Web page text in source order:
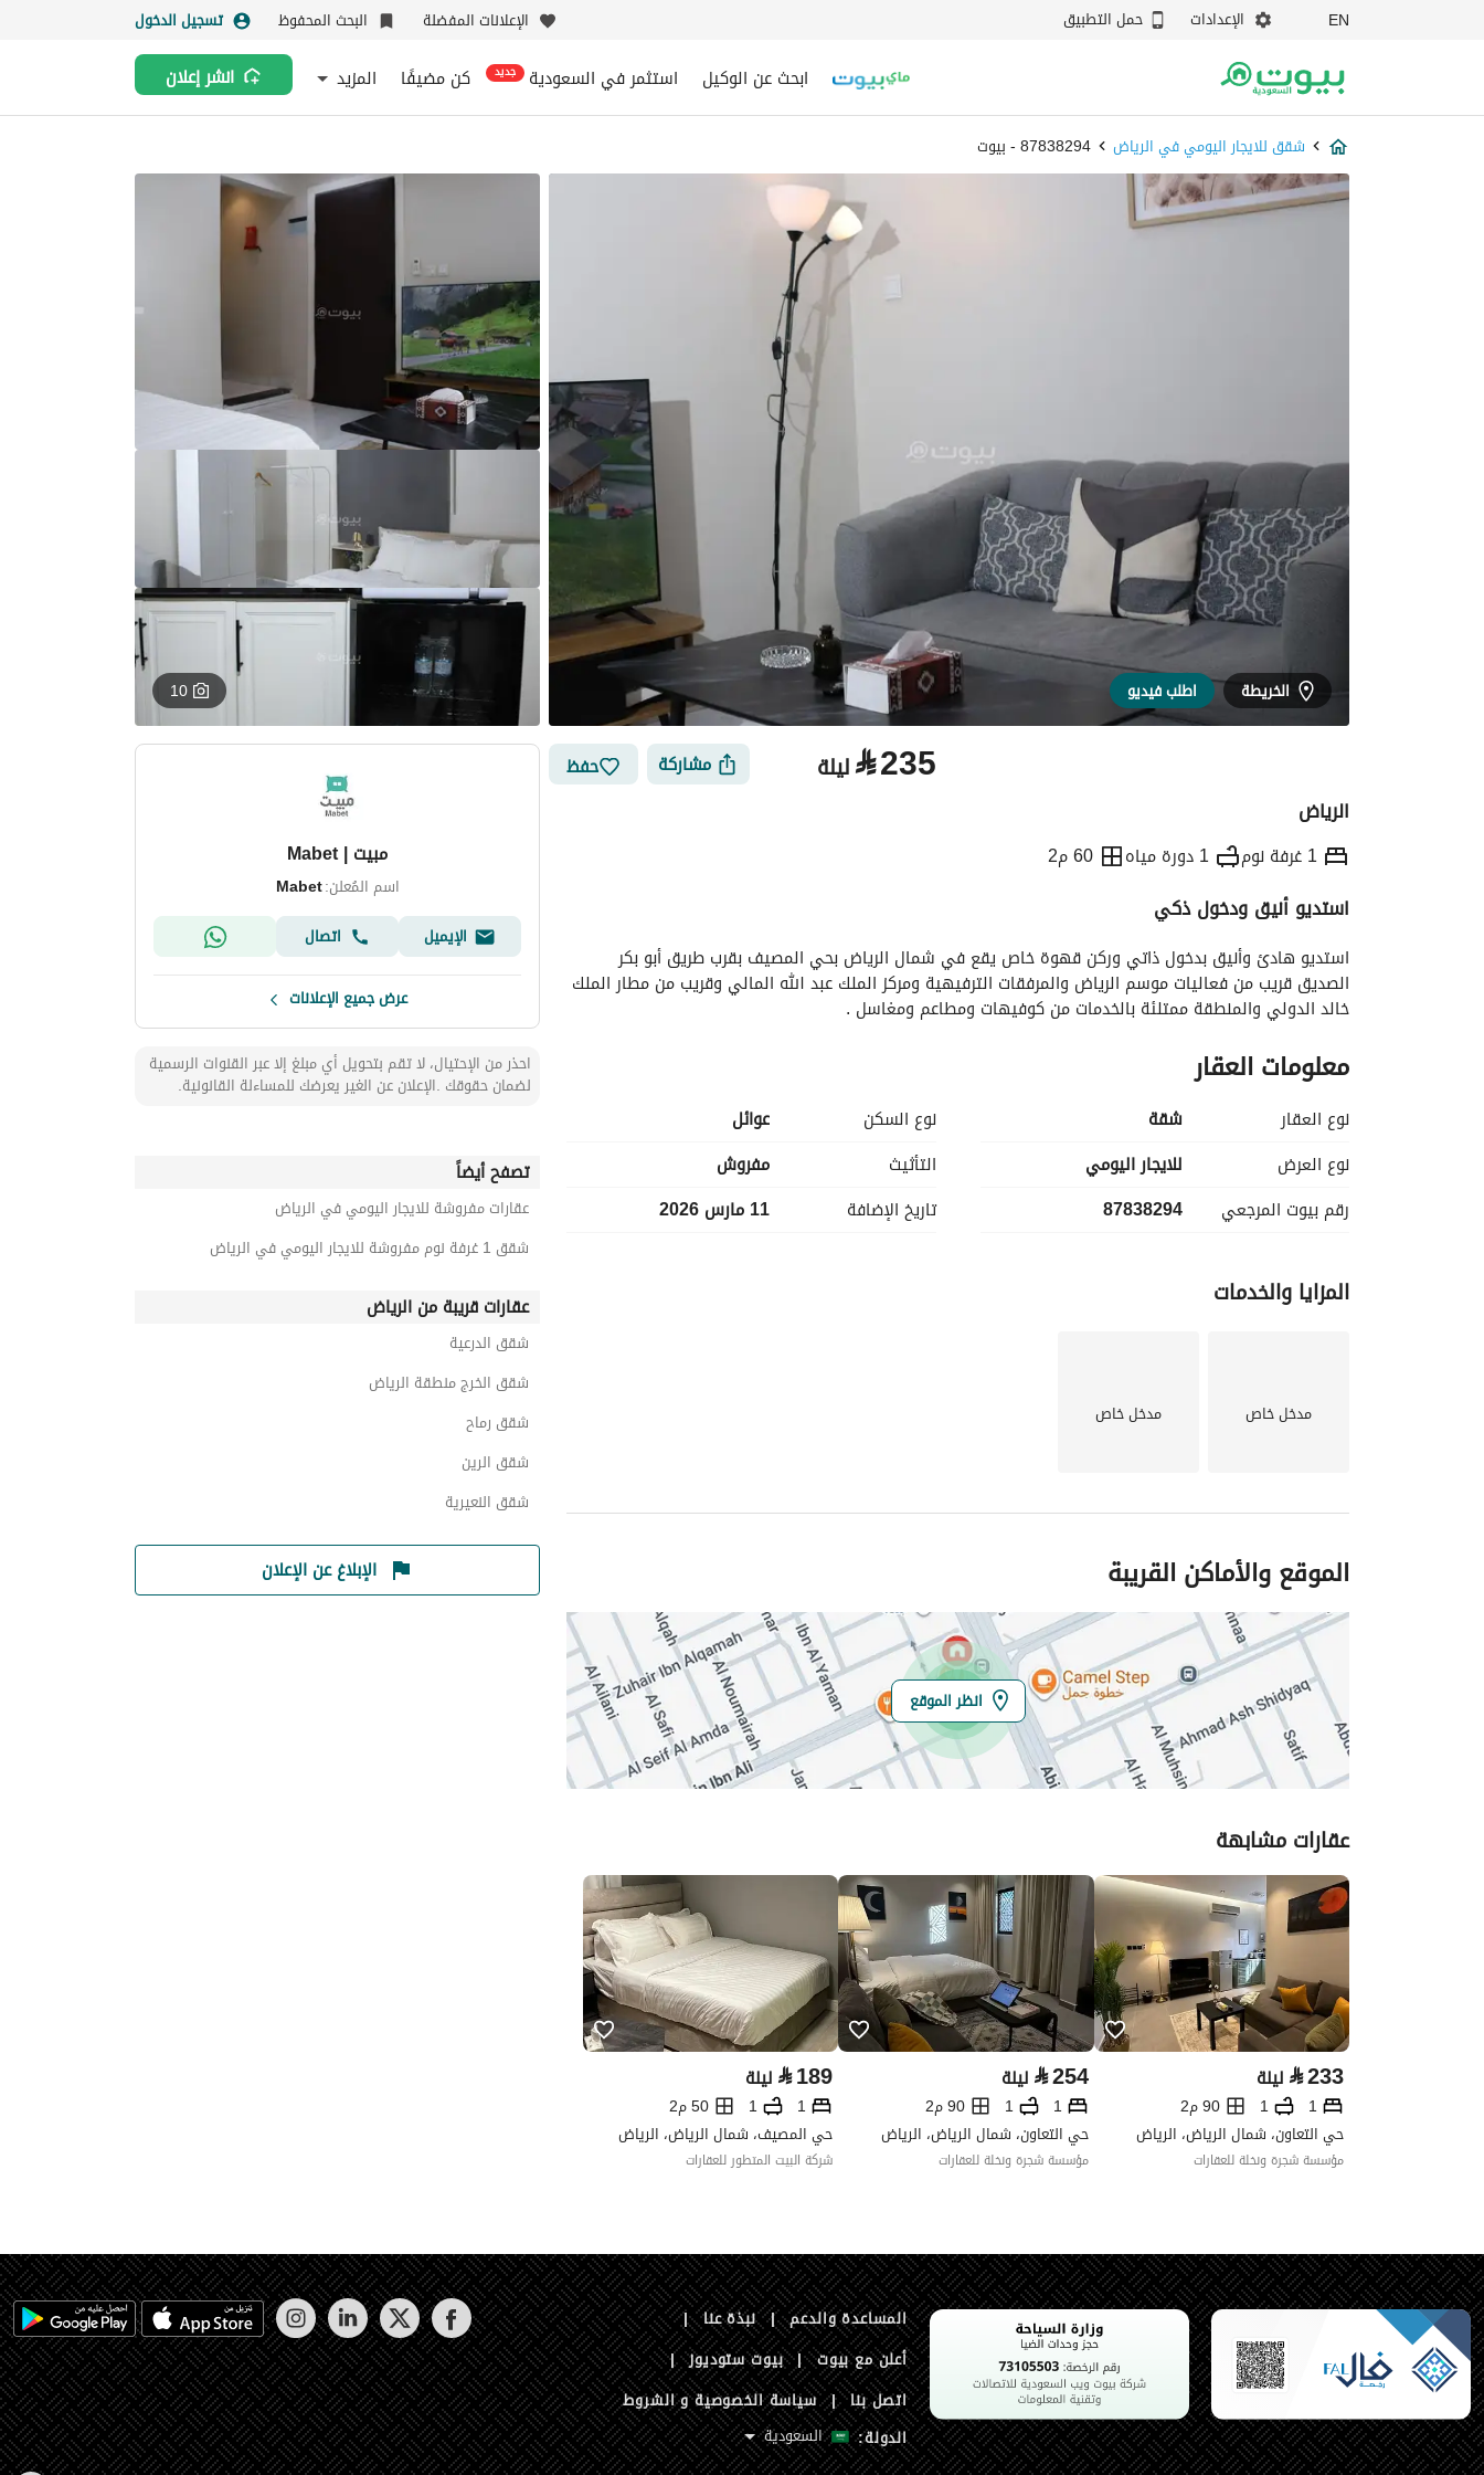
EN الإعدادات حمل التطبيق الإعلانات المفضلة البحث المحفوظ تسجيل الدخول
ابحث عن الوكيل استثمر في السعودية جديد كن مضيفًا المزيد انشر إعلان
شقق للايجار اليومي في الرياض 87838294 - بيوت
الخريطة اطلب فيديو 10
⃁235 ليلة مشاركة حفظ
الرياض
1 غرفة نوم 1 دورة مياه 60 م2
معلومات وزارة السياحة
استديو أنيق ودخول ذكي
استديو هادئ وأنيق بدخول ذاتي وركن قهوة خاص يقع في شمال الرياض بحي المصيف بقرب طريق أبو بكر
خالد الدولي والمنطقة ممتلئة بالخدمات من كوفيهات ومطاعم ومغاسل .
معلومات العقار
نوع العقار
شقة
نوع العرض
للايجار اليومي
رقم بيوت المرجعي
87838294
نوع السكن
عوائل
التأثيث
مفروش
تاريخ الإضافة
11 مارس 2026
المزايا والخدمات
مدخل خاص مدخل خاص
الموقع والأماكن القريبة
انظر الموقع
عقارات مشابهة
⃁233 ليلة
1
1
90 م2
حي التعاون، شمال الرياض، الرياض
مؤسسة شجرة ونخلة للعقارات
⃁254 ليلة
1
1
90 م2
حي التعاون، شمال الرياض، الرياض
مؤسسة شجرة ونخلة للعقارات
⃁189 ليلة
1
1
50 م2
حي المصيف، شمال الرياض، الرياض
شركة البيت المتطور للعقارات
مبيت | Mabet
اسم المُعلن:Mabet
الإيميل
اتصال
عرض جميع الإعلانات
احذر من الإحتيال، لا تقم بتحويل أي مبلغ إلا عبر القنوات الرسمية
لضمان حقوقك .الإعلان عن الغير يعرضك للمساءلة القانونية.
تصفح أيضاً
عقارات مفروشة للايجار اليومي في الرياض
شقق 1 غرفة نوم مفروشة للايجار اليومي في الرياض
عقارات قريبة من الرياض
شقق الدرعية
شقق الخرج منطقة الرياض
شقق رماح
شقق الرين
شقق النعيرية
الإبلاغ عن الإعلان
المساعدة والدعم | نبذة عنا |
أعلن مع بيوت | بيوت ستوديوز |
اتصل بنا | سياسة الخصوصية و الشروط
الدولة:
السعودية